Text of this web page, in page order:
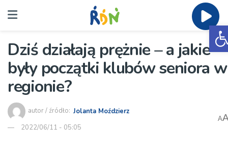
Dziś działają prężnie – a jakie
były początki klubów seniora w
regionie?
autor / źródło: Jolanta Moździerz
2022/06/11 - 05:05
A